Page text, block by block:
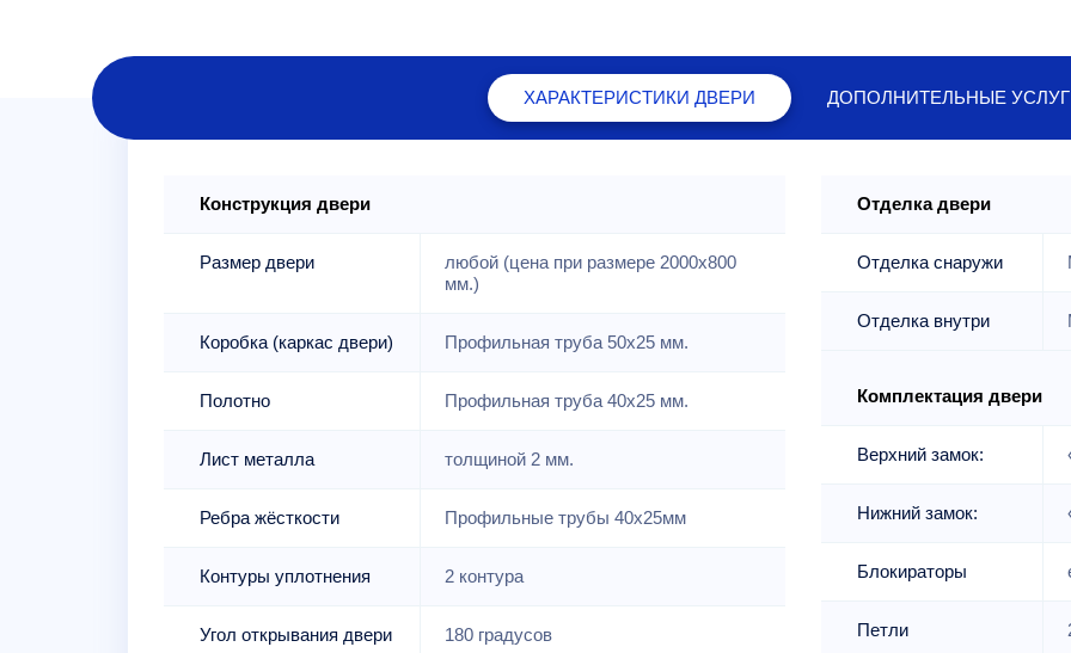
ХАРАКТЕРИСТИКИ ДВЕРИ ДОПОЛНИТЕЛЬНЫЕ
Конструкция двери
Размер двери
любой (цена при размере 2000x800
мм.)
Коробка (каркас двери) Профильная труба 50х25 мм.
Полотно Профильная труба 40х25 мм.
Лист металла толщиной 2 мм.
Ребра жёсткости Профильные трубы 40х25мм
Контуры уплотнения 2 контура
Угол открывания двери 180 градусов
Отделка двери
Отделка снаружи
Отделка внутри
Комплектация двери
Верхний замок:
Нижний замок:
Блокираторы
Петли